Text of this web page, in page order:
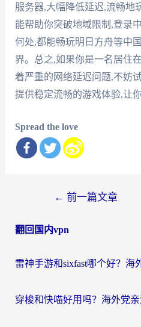
服务器,大幅降低延迟,流畅地
能帮助你突破地域限制,登录
何处,都能畅玩明日方舟等中
界。总之,如果你是一名居住
着严重的网络延迟问题,不妨
提供稳定流畅的游戏体验,让
Spread the love
导
← 前一篇文章
翻回国内vpn